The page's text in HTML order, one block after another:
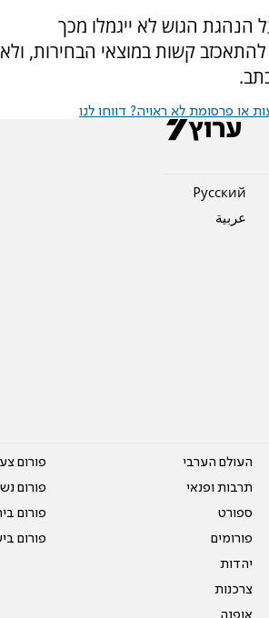
הנהגת הגוש לא ייגמלו מכך
קשות במוצאי הבחירות, ולא
או פרסומת לא ראויה? דווחו לנו
Pусский
عربية
העולם הערבי
תרבות ופנאי
ספורט
פורומים
יהדות
צרכנות
אופנה
פורום
פורום
פורום
פורום